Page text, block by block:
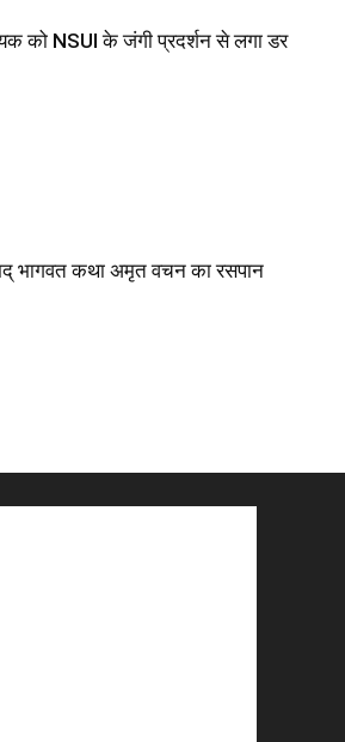
को NSUI के जंगी प्रदर्शन से लगा डर
भागवत कथा अमृत वचन का रसपान